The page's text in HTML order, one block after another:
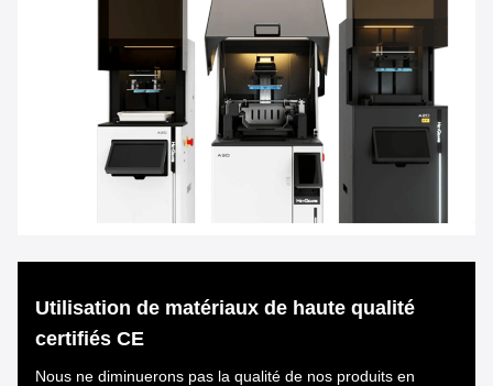
Utilisation de matériaux de haute qualité
certifiés CE
Nous ne diminuerons pas la qualité de nos produits en